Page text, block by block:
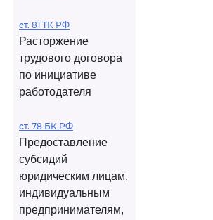
ст. 81 ТК РФ
Расторжение
трудового договора
по инициативе
работодателя
ст. 78 БК РФ
Предоставление
субсидий
юридическим лицам,
индивидуальным
предпринимателям,